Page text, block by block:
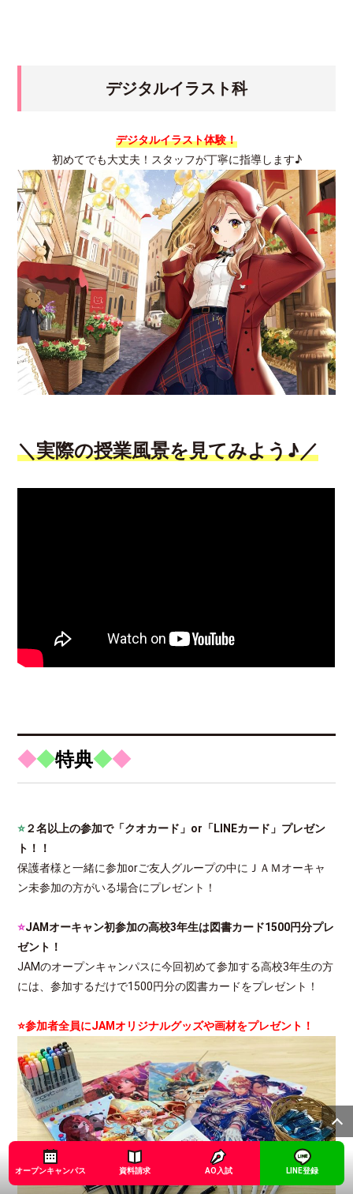
デジタルイラスト科
デジタルイラスト体験！
初めてでも大丈夫！スタッフが丁寧に指導します♪
＼実際の授業風景を見てみよう♪／
◆◆特典◆◆
⭐２名以上の参加で「クオカード」or「LINEカード」プレゼン
ト！！
保護者様と一緒に参加orご友人グループの中にＪＡＭオーキャ
ン未参加の方がいる場合にプレゼント！
⭐JAMオーキャン初参加の高校3年生は図書カード1500円分プレ
ゼント！
JAMのオープンキャンパスに今回初めて参加する高校3年生の方
には、参加するだけで1500円分の図書カードをプレゼント！
⭐参加者全員にJAMオリジナルグッズや画材をプレゼント！
オープンキャンパス 資料請求 AO入試 LINE登録